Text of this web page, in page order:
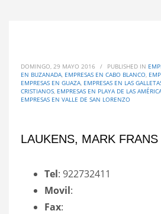
DOMINGO, 29 MAYO 2016 / PUBLISHED IN
EN BUZANADA, EMPRESAS EN CABO BLANCO,
EMPRESAS EN GUAZA, EMPRESAS EN LAS
CRISTIANOS, EMPRESAS EN PLAYA DE LAS
EMPRESAS EN VALLE DE SAN LORENZO
LAUKENS, MARK FRANS
Tel: 922732411
Movil:
Fax: